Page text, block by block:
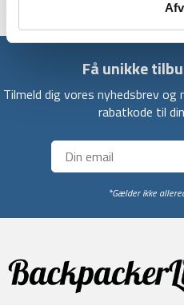
Få unikke
Tilmeld dig vores nyhedsbrev
rabatkode til
*Gælder ikke